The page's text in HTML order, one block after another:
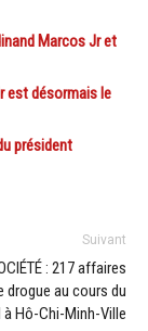
Marcos Jr et
est désormais le
président
Suivant
: 217 affaires
drogue au cours du
à Hô-Chi-Minh-Ville